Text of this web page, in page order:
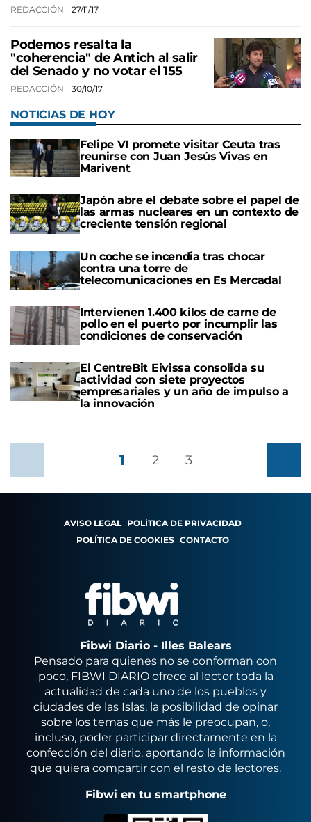
REDACCIÓN 27/11/17
Podemos resalta la
"coherencia" de Antich al salir
del Senado y no votar el 155
REDACCIÓN 30/10/17
NOTICIAS DE HOY
Felipe VI promete visitar Ceuta tras
reunirse con Juan Jesús Vivas en
Marivent
Japón abre el debate sobre el papel de
las armas nucleares en un contexto de
creciente tensión regional
Un coche se incendia tras chocar
contra una torre de
telecomunicaciones en Es Mercadal
Intervienen 1.400 kilos de carne de
pollo en el puerto por incumplir las
condiciones de conservación
El CentreBit Eivissa consolida su
actividad con siete proyectos
empresariales y un año de impulso a
la innovación
1 2 3
AVISO LEGAL POLÍTICA DE PRIVACIDAD
POLÍTICA DE COOKIES CONTACTO
Fibwi Diario - Illes Balears
Pensado para quienes no se conforman con
poco, FIBWI DIARIO ofrece al lector toda la
actualidad de cada uno de los pueblos y
ciudades de las Islas, la posibilidad de opinar
sobre los temas que más le preocupan, o,
incluso, poder participar directamente en la
confección del diario, aportando la información
que quiera compartir con el resto de lectores.
Fibwi en tu smartphone